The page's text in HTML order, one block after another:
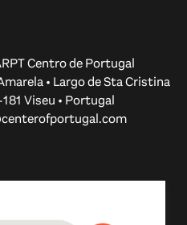
Centro de Portugal
• Largo de Sta Cristina
Viseu • Portugal